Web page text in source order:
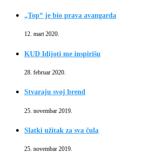
„Top“ je bio prava avangarda
12. mart 2020.
KUD Idijoti me inspirišu
28. februar 2020.
Stvaraju svoj brend
25. novembar 2019.
Slatki užitak za sva čula
25. novembar 2019.